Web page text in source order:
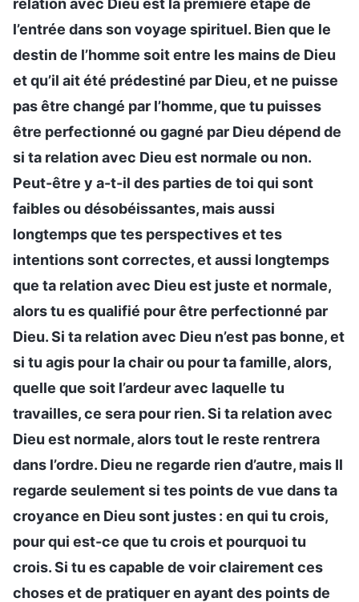
l’entrée dans son voyage spirituel. Bien que le
destin de l’homme soit entre les mains de Dieu
et qu’il ait été prédestiné par Dieu, et ne puisse
pas être changé par l’homme, que tu puisses
être perfectionné ou gagné par Dieu dépend de
si ta relation avec Dieu est normale ou non.
Peut-être y a-t-il des parties de toi qui sont
faibles ou désobéissantes, mais aussi
longtemps que tes perspectives et tes
intentions sont correctes, et aussi longtemps
que ta relation avec Dieu est juste et normale,
alors tu es qualifié pour être perfectionné par
Dieu. Si ta relation avec Dieu n’est pas bonne, et
si tu agis pour la chair ou pour ta famille, alors,
quelle que soit l’ardeur avec laquelle tu
travailles, ce sera pour rien. Si ta relation avec
Dieu est normale, alors tout le reste rentrera
dans l’ordre. Dieu ne regarde rien d’autre, mais Il
regarde seulement si tes points de vue dans ta
croyance en Dieu sont justes : en qui tu crois,
pour qui est-ce que tu crois et pourquoi tu
crois. Si tu es capable de voir clairement ces
choses et de pratiquer en ayant des points de